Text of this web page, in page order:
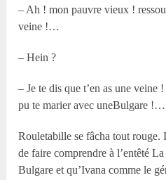
– Ah ! mon pauvre vieux !
veine !…
– Hein ?
– Je te dis que t’en as une veine
pu te marier avec uneBulgare
Rouletabille se fâcha tout rouge.
de faire comprendre à l’entêté
Bulgare et qu’Ivana comme le